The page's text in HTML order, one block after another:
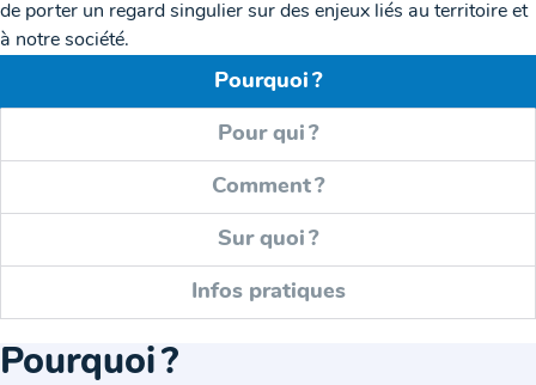
de porter un regard singulier sur des enjeux liés au territoire et
à notre société.
Pourquoi ?
Pour qui ?
Comment ?
Sur quoi ?
Infos pratiques
Pourquoi ?